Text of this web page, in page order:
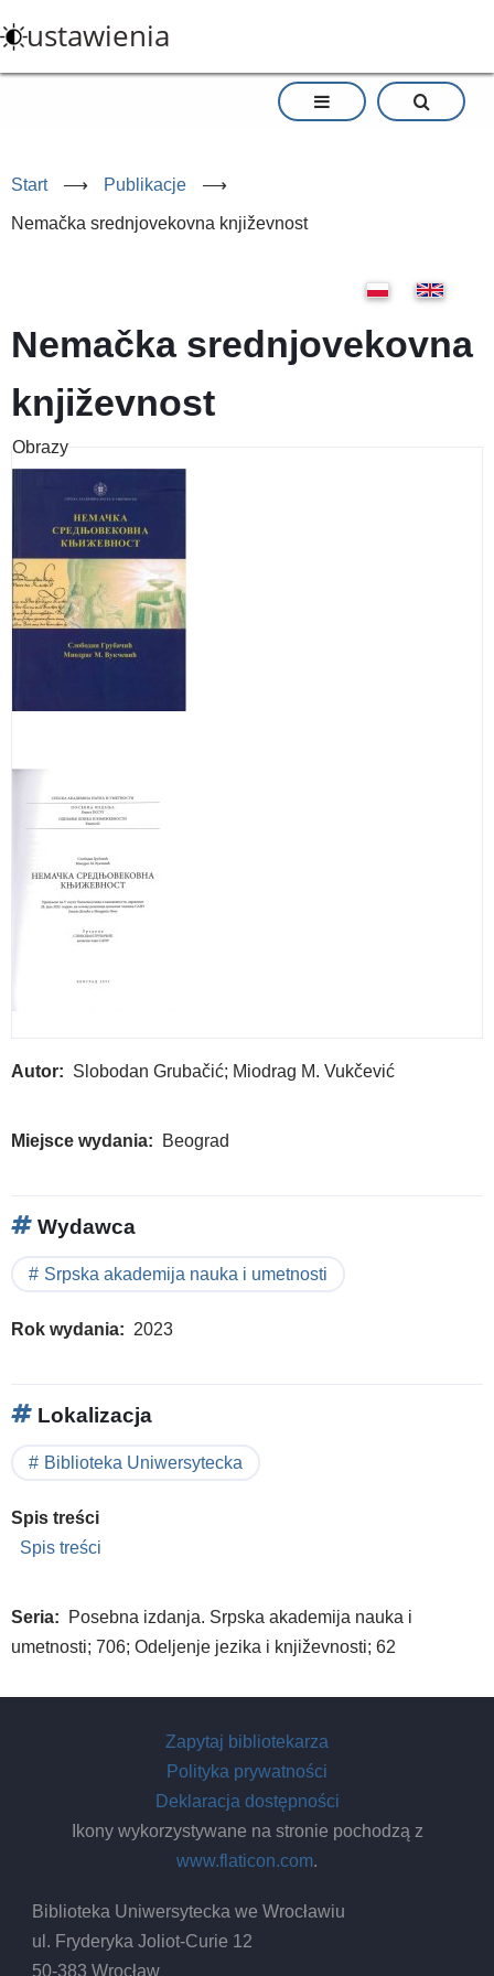
do
treści
ustawienia
Start ⟶ Publikacje ⟶
Nemačka srednjovekovna književnost
Nemačka srednjovekovna
književnost
Obrazy
Autor Slobodan Grubačić; Miodrag M. Vukčević
Miejsce wydania Beograd
Wydawca
Srpska akademija nauka i umetnosti
Rok wydania 2023
Lokalizacja
Biblioteka Uniwersytecka
Spis treści
Spis treści
Seria
Posebna izdanja. Srpska akademija nauka i
umetnosti; 706; Odeljenje jezika i književnosti; 62
Zapytaj bibliotekarza
Polityka prywatności
Deklaracja dostępności
Ikony wykorzystywane na stronie pochodzą z
www.flaticon.com.
Biblioteka Uniwersytecka we Wrocławiu
ul. Fryderyka Joliot-Curie 12
50-383 Wrocław